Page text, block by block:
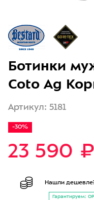
Ботинки
Coto Ag
Артикул: 5181
-30%
23 590 ₽
Нашли
Гарантируем: